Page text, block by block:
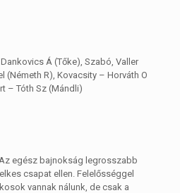
Á (Tőke), Szabó, Valler
(Németh R), Kovacsity – Horváth O
– Tóth Sz (Mándli)
egész bajnokság legrosszabb
csapat ellen. Felelősséggel
vannak nálunk, de csak a